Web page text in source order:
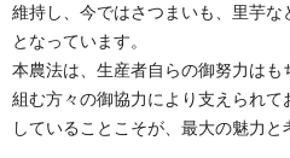
維持し、今ではさつまいも、里芋
となっています。
本農法は、生産者自らの御努力はも
組む方々の御協力により支えられ
していることこそが、最大の魅力と